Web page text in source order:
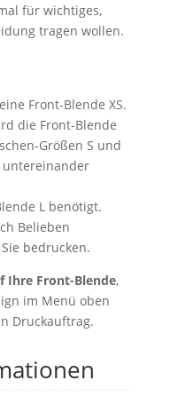
für wichtiges,
tragen wollen.
Front-Blende XS.
die Front-Blende
Größen S und
untereinander
L benötigt.
Belieben
bedrucken.
Ihre Front-Blende,
im Menü oben
Druckauftrag.